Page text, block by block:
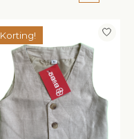
Korting!